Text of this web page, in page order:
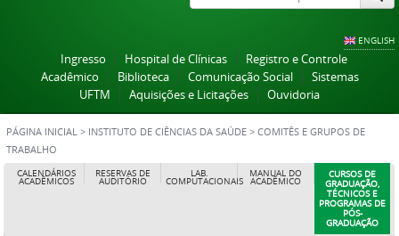
ENGLISH
Ingresso Hospital de Clínicas
Registro e Controle
Acadêmico
Biblioteca Comunicação Social
Sistemas
UFTM
Aquisições e Licitações Ouvidoria
PÁGINA INICIAL > INSTITUTO DE CIÊNCIAS DA SAÚDE > COMITÊS E GRUPOS DE
TRABALHO
CALENDÁRIOS
ACADÊMICOS
RESERVAS DE
AUDITÓRIO
LAB.
COMPUTACIONAIS
MANUAL DO
ACADÊMICO
CURSOS DE
GRADUAÇÃO,
TÉCNICOS E
PROGRAMAS DE
PÓS-
GRADUAÇÃO